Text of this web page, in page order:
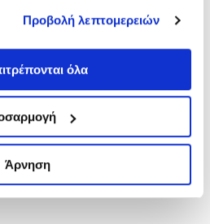
Προβολή λεπτομερειών
όλα
Άρνηση
όταν στην κατοικία
στην ασφαλισμένη κατοικία, θα
να προβεί ο φορολογούμενος
ασφαλιστήριο συμβόλαιο που